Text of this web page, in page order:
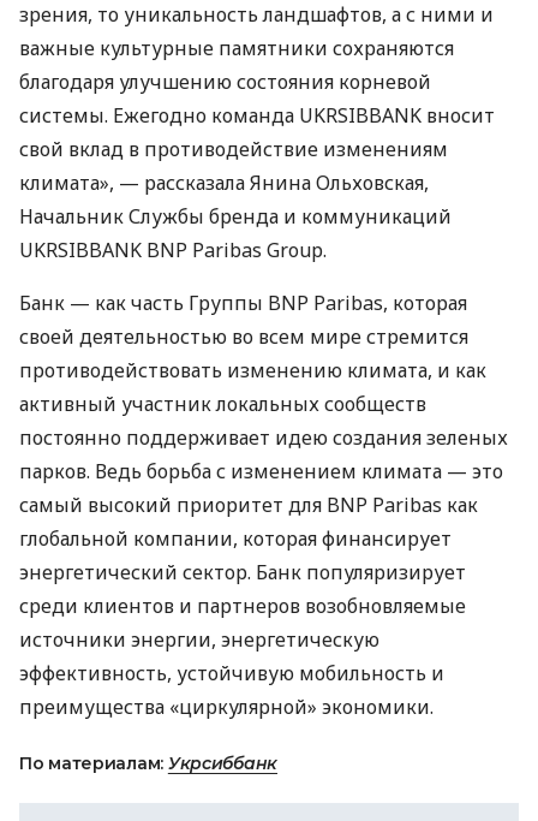
зрения, то уникальность ландшафтов, а с ними и
важные культурные памятники сохраняются
благодаря улучшению состояния корневой
системы. Ежегодно команда UKRSIBBANK вносит
свой вклад в противодействие изменениям
климата», — рассказала Янина Ольховская,
Начальник Службы бренда и коммуникаций
UKRSIBBANK BNP Paribas Group.
Банк — как часть Группы BNP Paribas, которая
своей деятельностью во всем мире стремится
противодействовать изменению климата, и как
активный участник локальных сообществ
постоянно поддерживает идею создания зеленых
парков. Ведь борьба с изменением климата — это
самый высокий приоритет для BNP Paribas как
глобальной компании, которая финансирует
энергетический сектор. Банк популяризирует
среди клиентов и партнеров возобновляемые
источники энергии, энергетическую
эффективность, устойчивую мобильность и
преимущества «циркулярной» экономики.
По материалам: Укрсиббанк